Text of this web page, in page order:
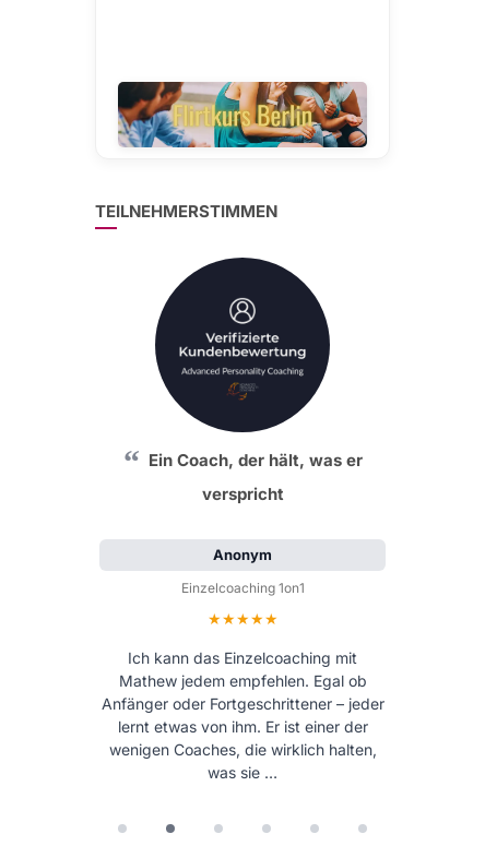
TEILNEHMERSTIMMEN
Ein Coach, der hält, was er
verspricht
Anonym
Einzelcoaching 1on1
Bewertung: 5 von 5 Sternen
Ich kann das Einzelcoaching mit
Mathew jedem empfehlen. Egal ob
Anfänger oder Fortgeschrittener – jeder
lernt etwas von ihm. Er ist einer der
wenigen Coaches, die wirklich halten,
was sie …